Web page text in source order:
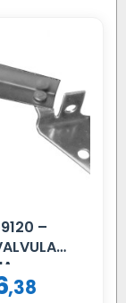
–
,38